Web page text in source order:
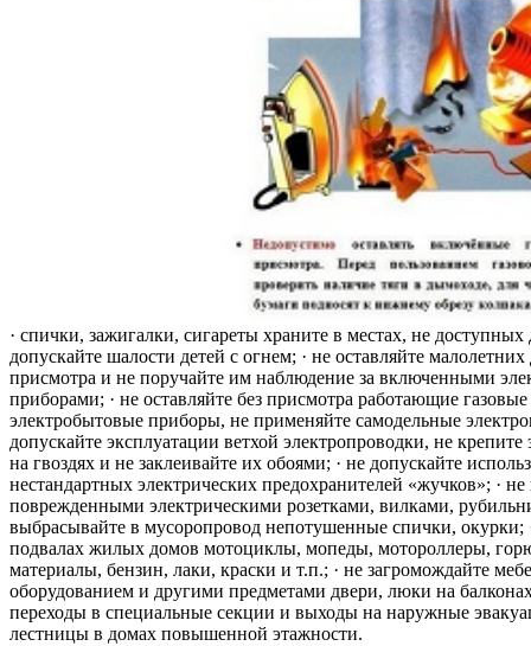
· спички, зажигалки, сигареты храните в местах, не доступных
допускайте шалости детей с огнем; · не оставляйте малолетних
присмотра и не поручайте им наблюдение за включенными
приборами; · не оставляйте без присмотра работающие
электробытовые приборы, не применяйте самодельные
допускайте эксплуатации ветхой электропроводки, не крепите
на гвоздях и не заклеивайте их обоями; · не допускайте
нестандартных электрических предохранителей «жучков»; · не
поврежденными электрическими розетками, вилками,
выбрасывайте в мусоропровод непотушенные спички, окурки;
подвалах жилых домов мотоциклы, мопеды, мотороллеры,
материалы, бензин, лаки, краски и т.п.; · не загромождайте
оборудованием и другими предметами двери, люки на
переходы в специальные секции и выходы на наружные
лестницы в домах повышенной этажности.